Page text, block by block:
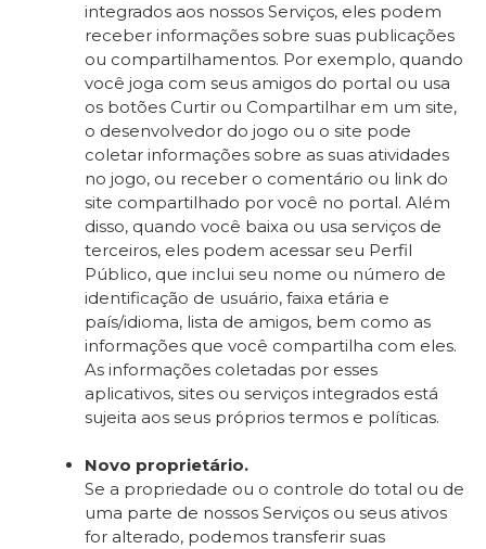
integrados aos nossos Serviços, eles podem
receber informações sobre suas publicações
ou compartilhamentos. Por exemplo, quando
você joga com seus amigos do portal ou usa
os botões Curtir ou Compartilhar em um site,
o desenvolvedor do jogo ou o site pode
coletar informações sobre as suas atividades
no jogo, ou receber o comentário ou link do
site compartilhado por você no portal. Além
disso, quando você baixa ou usa serviços de
terceiros, eles podem acessar seu Perfil
Público, que inclui seu nome ou número de
identificação de usuário, faixa etária e
país/idioma, lista de amigos, bem como as
informações que você compartilha com eles.
As informações coletadas por esses
aplicativos, sites ou serviços integrados está
sujeita aos seus próprios termos e políticas.
Novo proprietário.
Se a propriedade ou o controle do total ou de
uma parte de nossos Serviços ou seus ativos
for alterado, podemos transferir suas